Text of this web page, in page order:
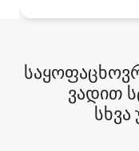
ვადით
სხვა